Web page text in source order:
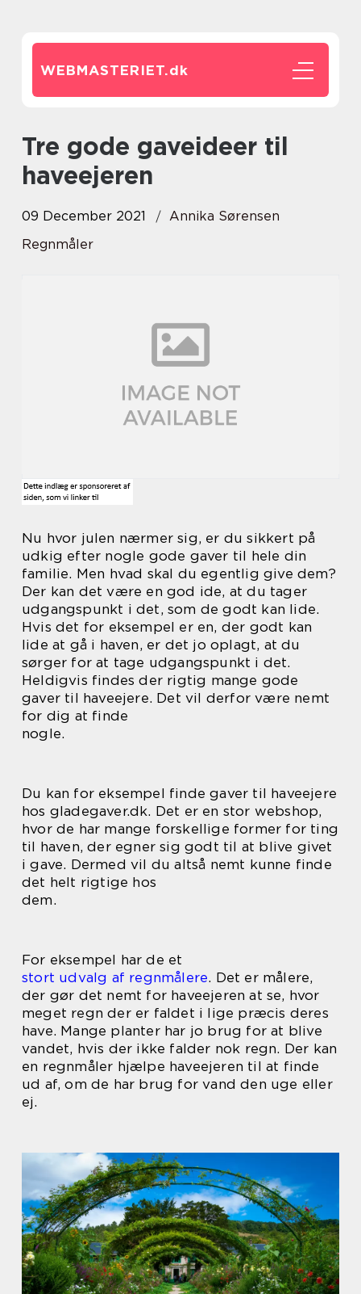
WEBMASTERIET.dk
Tre gode gaveideer til
haveejeren
09 December 2021
Annika Sørensen
Regnmåler
Nu hvor julen nærmer sig, er du sikkert på
udkig efter nogle gode gaver til hele din
familie. Men hvad skal du egentlig give dem?
Der kan det være en god ide, at du tager
udgangspunkt i det, som de godt kan lide.
Hvis det for eksempel er en, der godt kan
lide at gå i haven, er det jo oplagt, at du
sørger for at tage udgangspunkt i det.
Heldigvis findes der rigtig mange gode
gaver til haveejere. Det vil derfor være nemt
for dig at finde
nogle.
Du kan for eksempel finde gaver til haveejere
hos gladegaver.dk. Det er en stor webshop,
hvor de har mange forskellige former for ting
til haven, der egner sig godt til at blive givet
i gave. Dermed vil du altså nemt kunne finde
det helt rigtige hos
dem.
For eksempel har de et
stort udvalg af regnmålere. Det er målere,
der gør det nemt for haveejeren at se, hvor
meget regn der er faldet i lige præcis deres
have. Mange planter har jo brug for at blive
vandet, hvis der ikke falder nok regn. Der kan
en regnmåler hjælpe haveejeren til at finde
ud af, om de har brug for vand den uge eller
ej.